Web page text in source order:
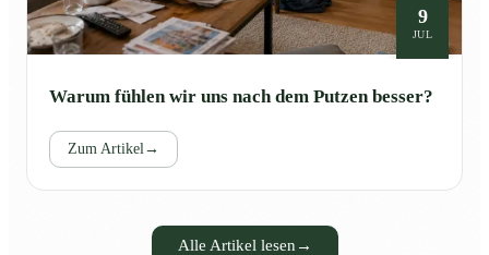
9
JUL
Warum fühlen wir uns nach dem Putzen besser?
Zum Artikel →
Alle Artikel lesen →